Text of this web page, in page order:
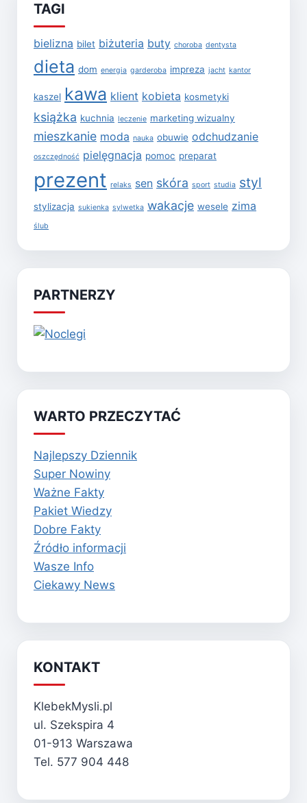
TAGI
bielizna bilet biżuteria buty choroba dentysta
dieta dom energia garderoba impreza jacht kantor
kaszel kawa klient kobieta kosmetyki
książka kuchnia leczenie marketing wizualny
mieszkanie moda nauka obuwie odchudzanie
oszczędność pielęgnacja pomoc preparat
prezent relaks sen skóra sport studia styl
stylizacja sukienka sylwetka wakacje wesele zima
ślub
PARTNERZY
WARTO PRZECZYTAĆ
Najlepszy Dziennik
Super Nowiny
Ważne Fakty
Pakiet Wiedzy
Dobre Fakty
Źródło informacji
Wasze Info
Ciekawy News
KONTAKT
KlebekMysli.pl
ul. Szekspira 4
01-913 Warszawa
Tel. 577 904 448